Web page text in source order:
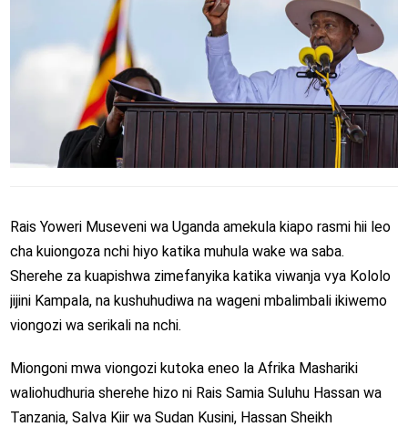
Rais Yoweri Museveni wa Uganda amekula kiapo rasmi hii leo
cha kuiongoza nchi hiyo katika muhula wake wa saba.
Sherehe za kuapishwa zimefanyika katika viwanja vya Kololo
jijini Kampala, na kushuhudiwa na wageni mbalimbali ikiwemo
viongozi wa serikali na nchi.
Miongoni mwa viongozi kutoka eneo la Afrika Mashariki
waliohudhuria sherehe hizo ni Rais Samia Suluhu Hassan wa
Tanzania, Salva Kiir wa Sudan Kusini, Hassan Sheikh